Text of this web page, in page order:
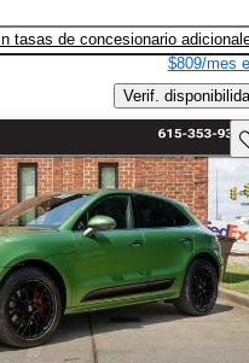
tasas de concesionario
$809/mes
Verif.